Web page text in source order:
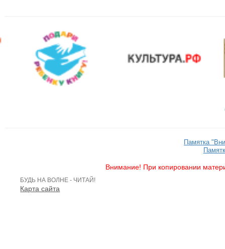
Памятка
Внимание! При копировании
БУДЬ НА ВОЛНЕ - ЧИТАЙ!
Карта сайта